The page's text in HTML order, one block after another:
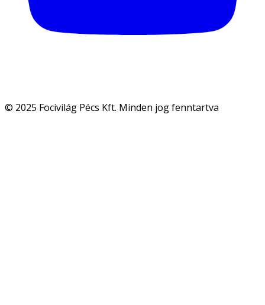
© 2025 Focivilág Pécs Kft. Minden jog fenntartva